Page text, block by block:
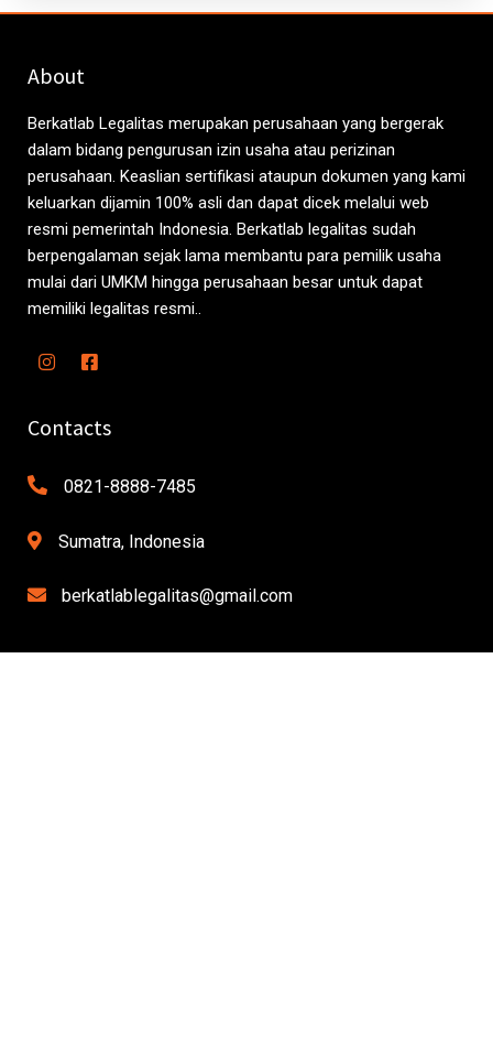
About
Berkatlab Legalitas merupakan perusahaan yang bergerak
dalam bidang pengurusan izin usaha atau perizinan
perusahaan. Keaslian sertifikasi ataupun dokumen yang kami
keluarkan dijamin 100% asli dan dapat dicek melalui web
resmi pemerintah Indonesia. Berkatlab legalitas sudah
berpengalaman sejak lama membantu para pemilik usaha
mulai dari UMKM hingga perusahaan besar untuk dapat
memiliki legalitas resmi..
Contacts
0821-8888-7485
Sumatra, Indonesia
berkatlablegalitas@gmail.com